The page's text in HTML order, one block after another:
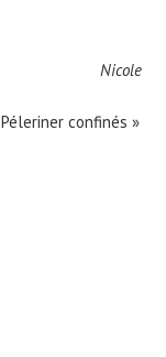
Nicole
confinés »